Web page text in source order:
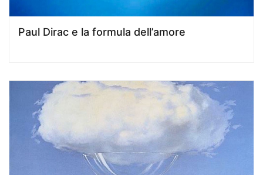
Paul Dirac e la formula dell’amore